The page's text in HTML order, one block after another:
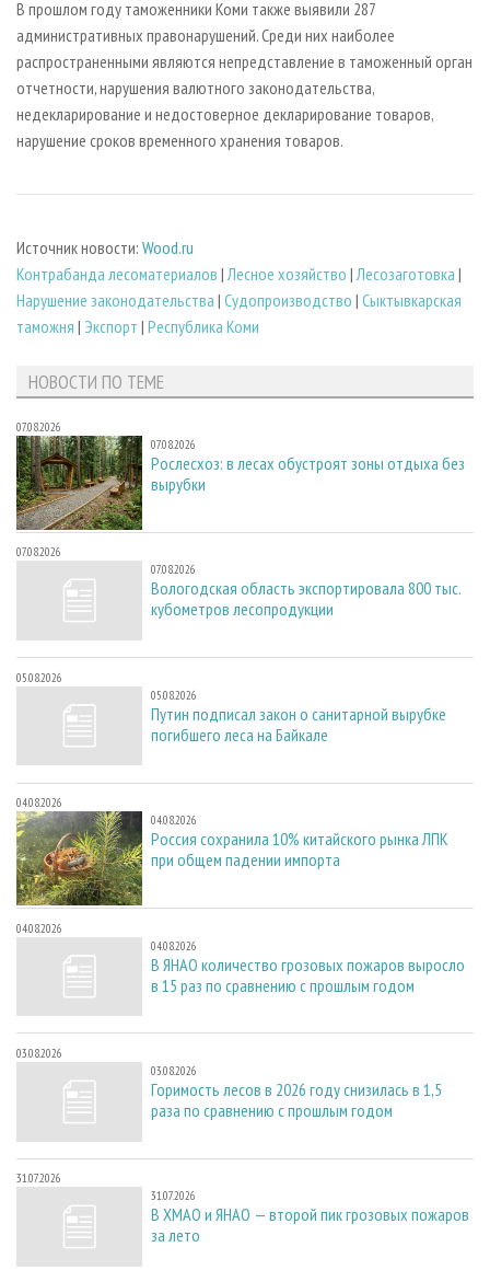
В прошлом году таможенники Коми также выявили 287
административных правонарушений. Среди них наиболее
распространенными являются непредставление в таможенный орган
отчетности, нарушения валютного законодательства,
недекларирование и недостоверное декларирование товаров,
нарушение сроков временного хранения товаров.
Источник новости: Wood.ru
Контрабанда лесоматериалов |Лесное хозяйство |Лесозаготовка |
Нарушение законодательства | Судопроизводство | Сыктывкарская
таможня | Экспорт | Республика Коми
НОВОСТИ ПО ТЕМЕ
07.08.2026
07.08.2026
Рослесхоз: в лесах обустроят зоны отдыха без
вырубки
07.08.2026
07.08.2026
Вологодская область экспортировала 800 тыс.
кубометров лесопродукции
05.08.2026
05.08.2026
Путин подписал закон о санитарной вырубке
погибшего леса на Байкале
04.08.2026
04.08.2026
Россия сохранила 10% китайского рынка ЛПК
при общем падении импорта
04.08.2026
04.08.2026
В ЯНАО количество грозовых пожаров выросло
в 15 раз по сравнению с прошлым годом
03.08.2026
03.08.2026
Горимость лесов в 2026 году снизилась в 1,5
раза по сравнению с прошлым годом
31.07.2026
31.07.2026
В ХМАО и ЯНАО — второй пик грозовых пожаров
за лето